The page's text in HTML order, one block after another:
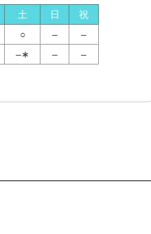
土 日
祝
○ –
–
–∗ –
–